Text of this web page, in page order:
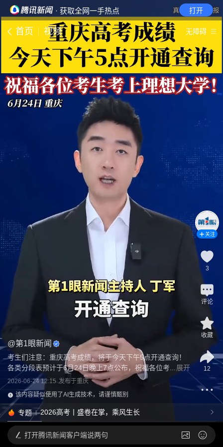
· 获取全网一手热点 打开
首页 视频 无障碍
@第1眼新闻
考生们注意：重庆高考成绩，将于今天下午5点开通查询！
各类分段表预计于6月24日晚上7点公布，祝福各位考...
展开
2026-06-24 12:15 发布于重庆
该内容疑似使用了AI生成技术，请谨慎甄别
专题 2026高考丨盛卷在掌，乘风生长
关注
3
评论
收藏
12
打开腾讯新闻客户端说两句